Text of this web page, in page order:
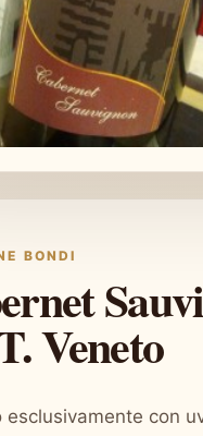
BONDI
Veneto
esclusivamente con